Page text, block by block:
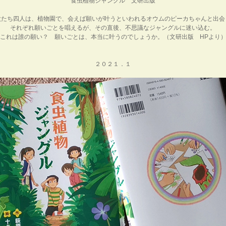
ち四人は、植物園で、会えば願いが叶うといわれるオウムのピーカちゃんと出
それぞれ願いごとを唱えるが、その直後、不思議なジャングルに迷い込む。
これは誰の願い？ 願いごとは、本当に叶うのでしょうか。（文研出版 HPより）
２０２１．１